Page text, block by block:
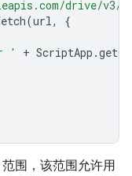
drive/
(url,
{
' + ScriptApp .
范围，该范围允许用